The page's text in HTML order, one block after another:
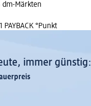
dm-Märkten
1 PAYBACK °Punkt
immer günstig: